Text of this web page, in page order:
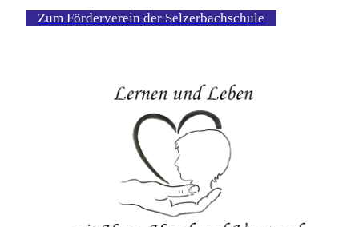
Zum Förderverein der Selzerbachschule